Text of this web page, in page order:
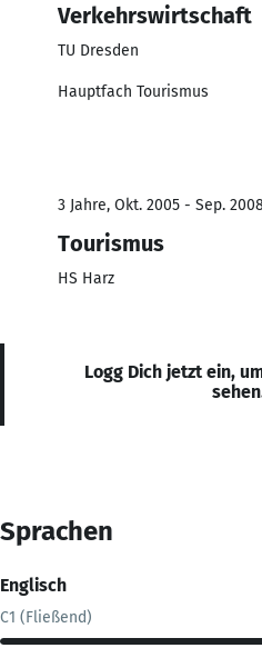
Verkehrswirtschaft
TU Dresden
Hauptfach Tourismus
3 Jahre, Okt. 2005 - Sep. 2008
Tourismus
HS Harz
Logg Dich jetzt ein,
Sprachen
Englisch
C1 (Fließend)